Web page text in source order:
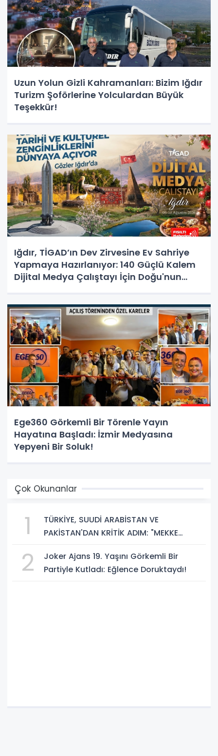
Uzun Yolun Gizli Kahramanları: Bizim Iğdır
Turizm Şoförlerine Yolculardan Büyük
Teşekkür!
Iğdır, TİGAD’ın Dev Zirvesine Ev Sahriye
Yapmaya Hazırlanıyor: 140 Güçlü Kalem
Dijital Medya Çalıştayı İçin Doğu'nun
Ege360 Görkemli Bir Törenle Yayın
Hayatına Başladı: İzmir Medyasına
Yepyeni Bir Soluk!
Çok Okunanlar
1
TÜRKİYE, SUUDİ ARABİSTAN VE
PAKİSTAN'DAN KRİTİK ADIM: "MEKKE
2
Joker Ajans 19. Yaşını Görkemli Bir
Partiyle Kutladı: Eğlence Doruktaydı!